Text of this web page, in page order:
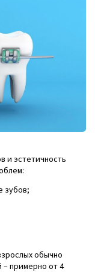
и эстетичность
зубов;
обычно
– примерно от 4